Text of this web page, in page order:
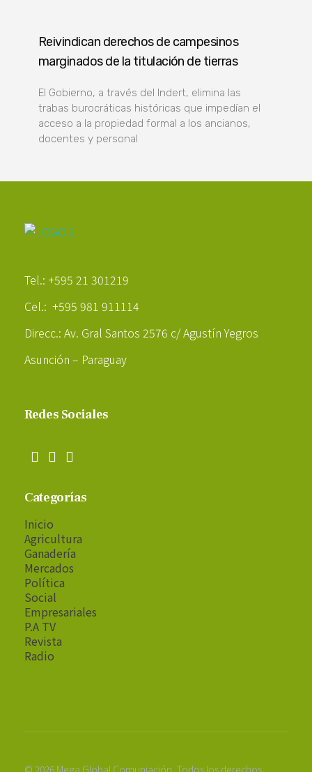
Reivindican derechos de campesinos
marginados de la titulación de tierras
El Gobierno, a través del Indert, elimina las
trabas burocráticas históricas que impedían el
acceso a la propiedad formal a los ancianos,
docentes y personal
Tel.: +595 21 301219
Cel.: +595 981 911114
Direcc.: Av. Gral Santos 2576 c/ Agustín Yegros
Asunción – Paraguay
Redes Sociales
Categorías
Inicio
Agricultura
Ganadería
Mercados
Política
Social
Empresariales
P.A TV
Revista
Radio
© 2026 Mega Global Comuniación. Todos los derechos